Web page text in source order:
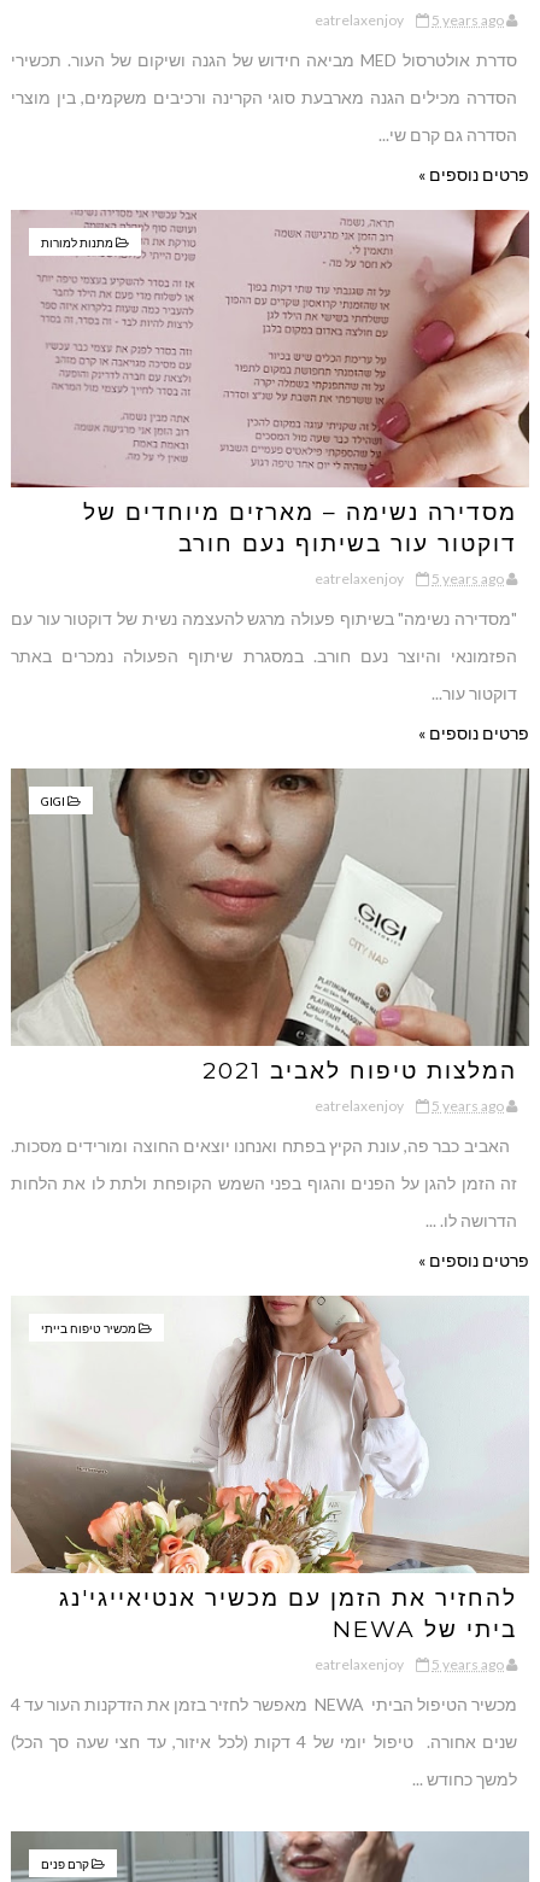
eatrelaxenjoy 5 years ago
סדרת אולטרסול MED מביאה חידוש של הגנה ושיקום של העור. תכשירי
הסדרה מכילים הגנה מארבעת סוגי הקרינה ורכיבים משקמים, בין מוצרי
הסדרה גם קרם שי...
פרטים נוספים »
מתנות למורות
מסדירה נשימה – מארזים מיוחדים של
דוקטור עור בשיתוף נעם חורב
eatrelaxenjoy 5 years ago
"מסדירה נשימה" בשיתוף פעולה מרגש להעצמה נשית של דוקטור עור עם
הפזמונאי והיוצר נעם חורב. במסגרת שיתוף הפעולה נמכרים באתר
דוקטור עור...
פרטים נוספים »
GIGI
המלצות טיפוח לאביב 2021
eatrelaxenjoy 5 years ago
האביב כבר פה, עונת הקיץ בפתח ואנחנו יוצאים החוצה ומורידים מסכות.
זה הזמן להגן על הפנים והגוף בפני השמש הקופחת ולתת לו את הלחות
הדרושה לו. ...
פרטים נוספים »
מכשיר טיפוח בייתי
להחזיר את הזמן עם מכשיר אנטיאייגי'נג
ביתי של NEWA
eatrelaxenjoy 5 years ago
מכשיר הטיפול הביתי NEWA מאפשר לחזיר בזמן את הזדקנות העור עד 4
שנים אחורה. טיפול יומי של 4 דקות (לכל איזור, עד חצי שעה סך הכל)
למשך כחודש ...
קרם פנים